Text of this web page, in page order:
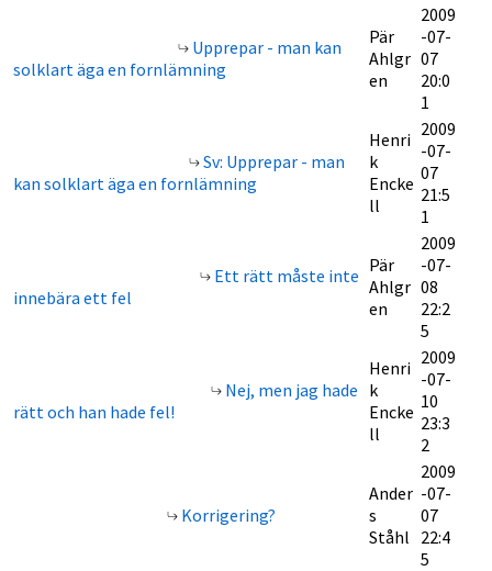
Upprepar - man kan
solklart äga en fornlämning
Pär
Ahlgr
en
2009
-07-
07
20:0
1
Sv: Upprepar - man
kan solklart äga en fornlämning
Henri
k
Encke
ll
2009
-07-
07
21:5
1
Ett rätt måste inte
innebära ett fel
Pär
Ahlgr
en
2009
-07-
08
22:2
5
Nej, men jag hade
rätt och han hade fel!
Henri
k
Encke
ll
2009
-07-
10
23:3
2
Korrigering?
Ander
s
Ståhl
2009
-07-
07
22:4
5